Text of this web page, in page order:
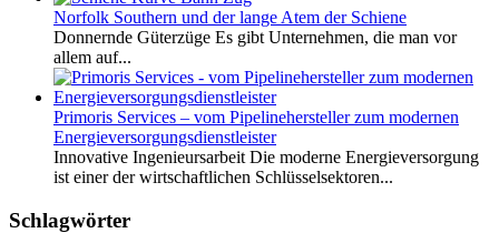
Norfolk Southern und der lange Atem der Schiene
Donnernde Güterzüge Es gibt Unternehmen, die man vor
allem auf...
Primoris Services – vom Pipelinehersteller zum modernen
Energieversorgungsdienstleister
Innovative Ingenieursarbeit Die moderne Energieversorgung
ist einer der wirtschaftlichen Schlüsselsektoren...
Schlagwörter